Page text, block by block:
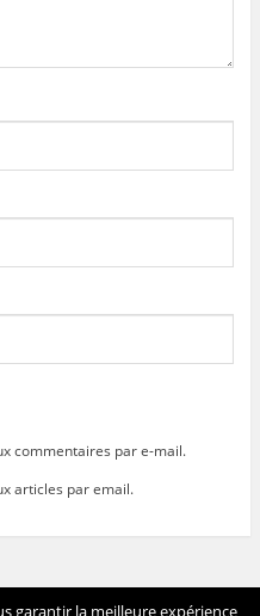
commentaires par e-mail.
articles par email.
garantir la meilleure expérience